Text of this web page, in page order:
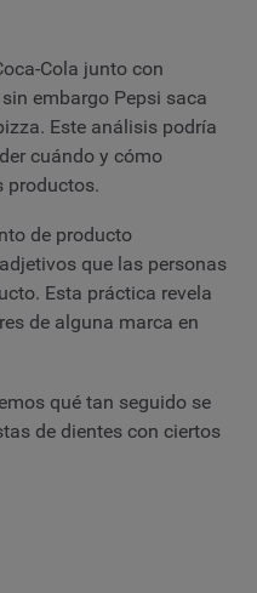
Cola junto con
embargo Pepsi saca
Este análisis podría
cuándo y cómo
productos.
de producto
que las personas
Esta práctica revela
de alguna marca en
qué tan seguido se
de dientes con ciertos